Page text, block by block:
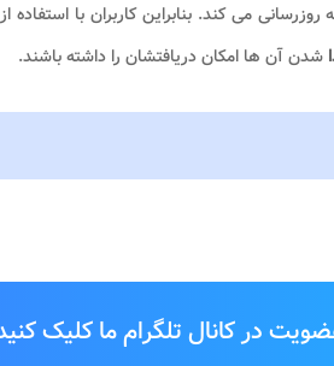
می کند. بنابراین کاربران با استفاده
شدن آن ها امکان دریافتشان را داشته باشند.
در کانال تلگرام ما کلیک